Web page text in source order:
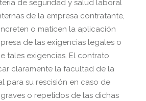
de seguridad y salud laboral
de la empresa contratante,
o maticen la aplicación
de las exigencias legales o
tales exigencias. El contrato
claramente la facultad de la
para su rescisión en caso de
o repetidos de las dichas